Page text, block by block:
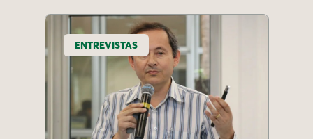
ENTREVISTAS